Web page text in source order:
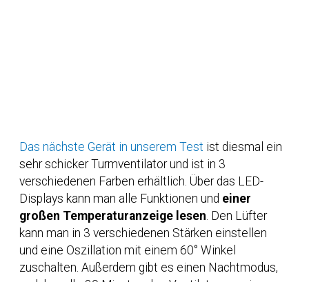
Das nächste Gerät in unserem Test ist diesmal ein
sehr schicker Turmventilator und ist in 3
verschiedenen Farben erhältlich. Über das LED-
Displays kann man alle Funktionen und einer
großen Temperaturanzeige lesen . Den Lüfter
kann man in 3 verschiedenen Stärken einstellen
und eine Oszillation mit einem 60° Winkel
zuschalten. Außerdem gibt es einen Nachtmodus,